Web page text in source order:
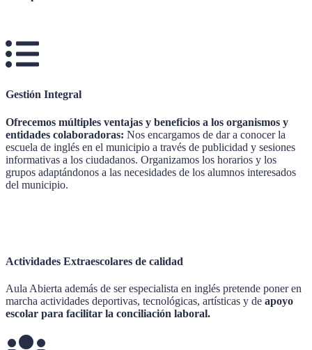
Gestión Integral
Ofrecemos múltiples ventajas y beneficios a los organismos y
entidades colaboradoras: Nos encargamos de dar a conocer la
escuela de inglés en el municipio a través de publicidad y sesiones
informativas a los ciudadanos. Organizamos los horarios y los
grupos adaptándonos a las necesidades de los alumnos interesados
del municipio.
Actividades Extraescolares de calidad
Aula Abierta además de ser especialista en inglés pretende poner en
marcha actividades deportivas, tecnológicas, artísticas y de apoyo
escolar para facilitar la conciliación laboral.